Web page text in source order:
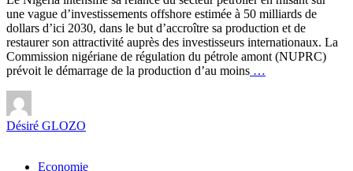
une vague d’investissements offshore estimée à 50 milliards de
dollars d’ici 2030, dans le but d’accroître sa production et de
restaurer son attractivité auprès des investisseurs internationaux. La
Commission nigériane de régulation du pétrole amont (NUPRC)
prévoit le démarrage de la production d’au moins …
Désiré GLOZO
Economie